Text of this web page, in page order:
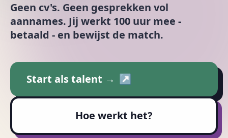
Geen cv's. Geen gesprekken vol
aannames. Jij werkt 100 uur mee -
betaald - en bewijst de match.
Start als talent → ↗
Hoe werkt het?